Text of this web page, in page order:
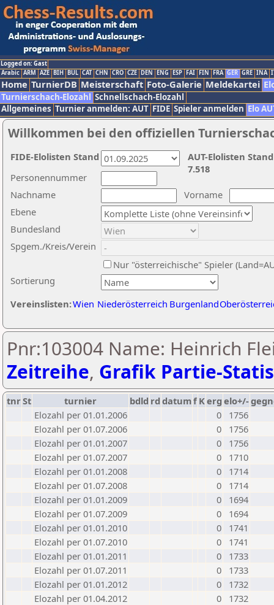
Logged on: Gast
Arabic ARM AZE BIH BUL CAT CHN CRO CZE DEN ENG ESP FAI FIN FRA GER GRE INA
Home TurnierDB Meisterschaft Foto-Galerie Meldekartei
Turnierschach-Elozahl Schnellschach-Elozahl
Allgemeines Turnier anmelden: AUT FIDE Spieler anmelden Elo
Willkommen bei den offiziellen
Nachname
Vorname
Ebene
Sortierung
Personennummer
Bundesland
Spgem./Kreis/Verein
Nur "österreichische" Spieler
Vereinslisten:Wien Niederösterreich Burgenland
AUT-Elolisten
7.518
FIDE-Elolisten Stand
Pnr:103004 Name: Heinrich
Zeitreihe, Grafik Partie-
tnrSt turnier bdld rd datumf Kerg elo+/-
Elozahl per 01.01.2006
0
1756
Elozahl per 01.07.2006
0
1756
Elozahl per 01.01.2007
0
1756
Elozahl per 01.07.2007
0
1710
Elozahl per 01.01.2008
0
1714
Elozahl per 01.07.2008
0
1714
Elozahl per 01.01.2009
0
1694
Elozahl per 01.07.2009
0
1694
Elozahl per 01.01.2010
0
1741
Elozahl per 01.07.2010
0
1741
Elozahl per 01.01.2011
0
1733
Elozahl per 01.07.2011
0
1733
Elozahl per 01.01.2012
0
1732
Elozahl per 01.04.2012
0
1732